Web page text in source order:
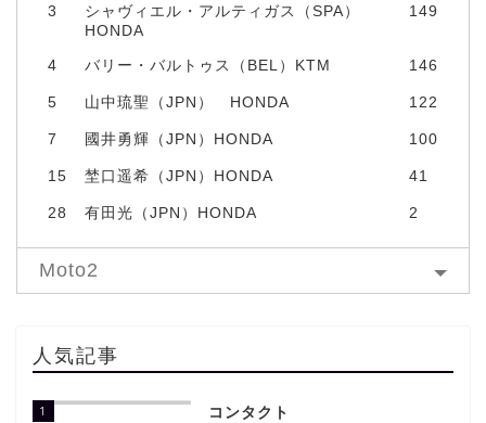
3
シャヴィエル・アルティガス（SPA）
HONDA
149
4 バリー・バルトゥス（BEL）KTM 146
5 山中琉聖（JPN） HONDA 122
7 國井勇輝（JPN）HONDA 100
15 埜口遥希（JPN）HONDA 41
28 有田光（JPN）HONDA 2
Moto2
人気記事
1 コンタクト